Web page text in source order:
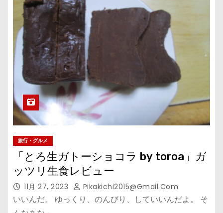
旅行・グルメ
「とろ生ガトーショコラ by toroa」ガ
ッツリ生食レビュー
11月 27, 2023 Pikakichi2015@gmail.com
いいんだ。 ゆっくり、のんびり、していいんだよ。 そ